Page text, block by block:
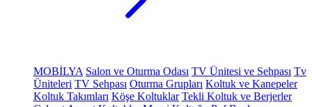
MOBİLYA Salon ve Oturma Odası TV Ünitesi ve Sehpası Tv
Üniteleri TV Sehpası Oturma Grupları Koltuk ve Kanepeler
Koltuk Takımları Köşe Koltuklar Tekli Koltuk ve Berjerler